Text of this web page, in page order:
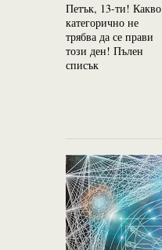
Петък, 13-ти! Какво
категорично не
трябва да се прави
този ден! Пълен
списък